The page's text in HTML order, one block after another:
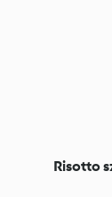
Risotto